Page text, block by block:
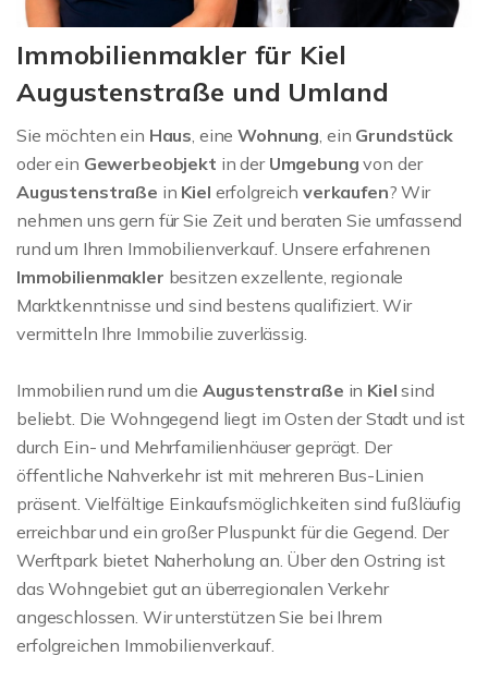
Immobilienmakler für Kiel
Augustenstraße und Umland
Sie möchten ein Haus, eineWohnung, ein Grundstück
oder ein Gewerbeobjekt in der Umgebungvon der
Augustenstraße in Kiel erfolgreich verkaufen? Wir
nehmen uns gern für Sie Zeit und beraten Sie umfassend
rund um Ihren Immobilienverkauf. Unsere erfahrenen
Immobilienmakler besitzen exzellente, regionale
Marktkenntnisse und sind bestens qualifiziert. Wir
vermitteln Ihre Immobilie zuverlässig.
Immobilien rund um die Augustenstraße in Kielsind
beliebt. Die Wohngegend liegt im Osten der Stadt und ist
durch Ein- und Mehrfamilienhäuser geprägt. Der
öffentliche Nahverkehr ist mit mehreren Bus-Linien
präsent. Vielfältige Einkaufsmöglichkeiten sind fußläufig
erreichbar und ein großer Pluspunkt für die Gegend. Der
Werftpark bietet Naherholung an. Über den Ostring ist
das Wohngebiet gut an überregionalen Verkehr
angeschlossen. Wir unterstützen Sie bei Ihrem
erfolgreichen Immobilienverkauf.